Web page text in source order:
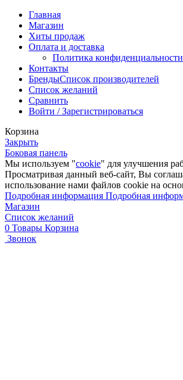
Главная
Магазин
Хиты продаж
Оплата и доставка
Политика конфиденциальности
Контакты
БрендыСписок производителей
Список желаний
Сравнить
Войти / Зарегистрироваться
Корзина
Закрыть
Боковая панель
Мы используем "cookie" для улучшения
Просматривая данный веб-сайт, Вы
использование нами файлов cookie на
Подробная информация Подробная
Магазин
Список желаний
0 Товары Корзина
Звонок